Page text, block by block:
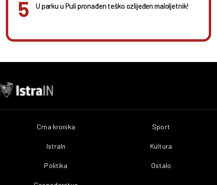
U parku u Puli pronađen teško ozlijeđen maloljetnik!
Crna kronika
IstraIn
Politika
Sport
Kultura
Ostalo